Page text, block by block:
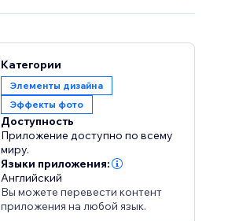
Категории
Элементы дизайна
Эффекты фото
Доступность
Приложение доступно по всему
миру.
Языки приложения:
Английский
Вы можете перевести контент
приложения на любой язык.